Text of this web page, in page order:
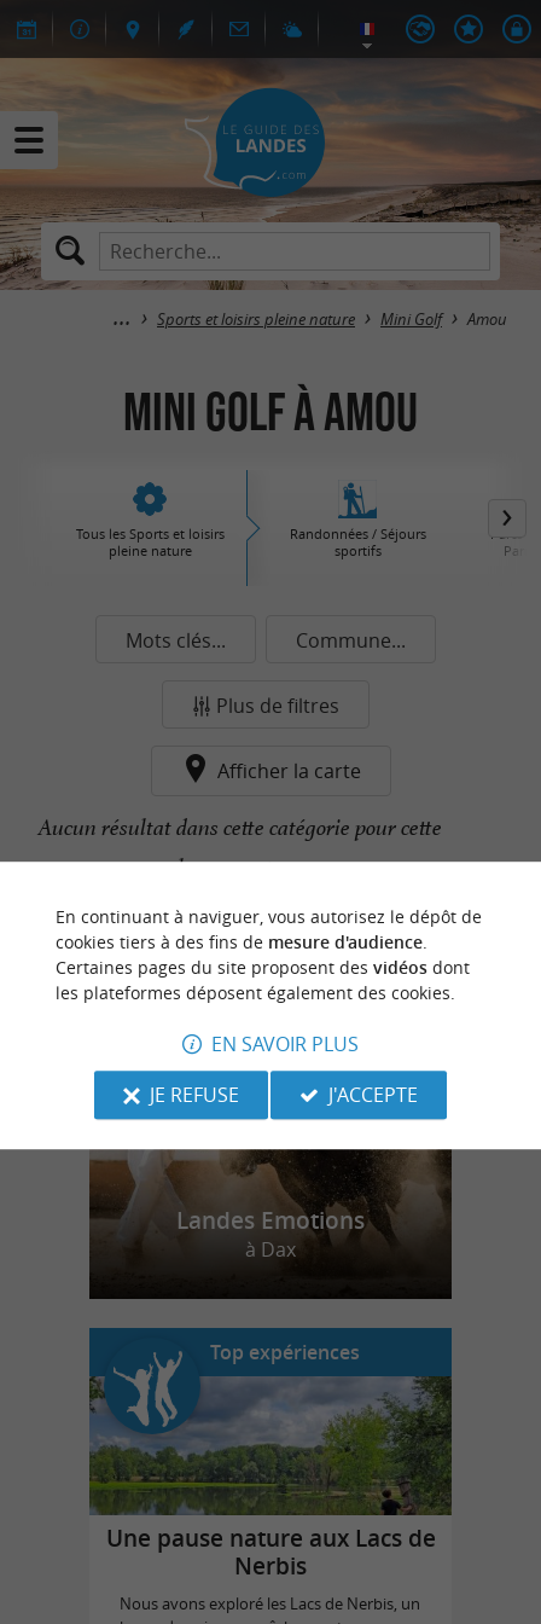
Sports et loisirs pleine nature Mini Golf Amou
Mini Golf à Amou
Tous les Sports et loisirs
pleine nature
Randonnées / Séjours
sportifs
Parcs
Mots clés... Commune...
Plus de filtres
Afficher la carte
Aucun résultat dans cette catégorie pour cette
commune pour le moment...
n
o
t
r
e
c
o
u
p
d
e
c
o
e
u
r
Landes Emotions
à Dax
Top expériences
Une pause nature aux Lacs de
Nerbis
Nous avons exploré les Lacs de Nerbis, un
En continuant à naviguer, vous autorisez le dépôt de
cookies tiers à des fins de mesure d'audience.
Certaines pages du site proposent des vidéosdont
les plateformes déposent également des cookies.
EN SAVOIR PLUS
JE REFUSE
J'ACCEPTE